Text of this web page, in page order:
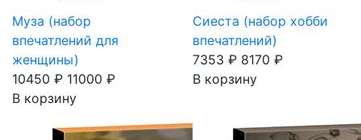
Муза (набор
впечатлений для
женщины)
10450 ₽ 11000 ₽
В корзину
Сиеста (набор хобби
впечатлений)
7353 ₽ 8170 ₽
В корзину